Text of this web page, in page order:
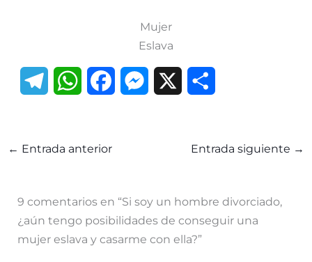
Mujer
Eslava
r
a
W
A
p
o
o
n
g
r
← Entrada anterior Entrada siguiente →
9 comentarios en “Si soy un hombre divorciado,
¿aún tengo posibilidades de conseguir una
mujer eslava y casarme con ella?”